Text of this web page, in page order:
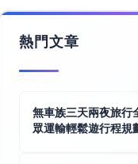
熱門文章
無車族三天兩夜旅行
眾運輸輕鬆遊行程規